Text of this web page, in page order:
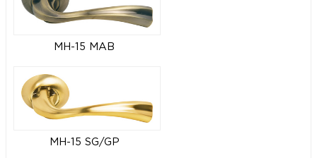
MH-15 MAB
MH-15 SG/GP